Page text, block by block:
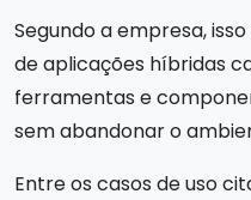
Segundo a empresa,
de aplicações híbridas
ferramentas e
sem abandonar o
Entre os casos de uso